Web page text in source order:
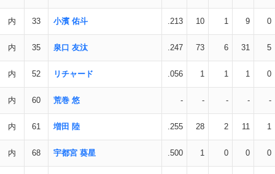
内 33 小濱 佑斗 .213 10 1 9 0
内 35 泉口 友汰 .247 73 6 31 5
内 52 リチャード .056 1 1 1 0
内 60 荒巻 悠 - - - - -
内 61 増田 陸 .255 28 2 11 1
内 68 宇都宮 葵星 .500 1 0 0 0